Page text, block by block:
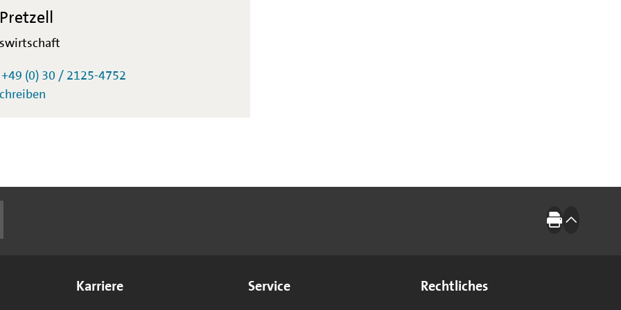
+49 (0) 30 / 2125-4752
Druckennach oben
Karriere Service Rechtliches